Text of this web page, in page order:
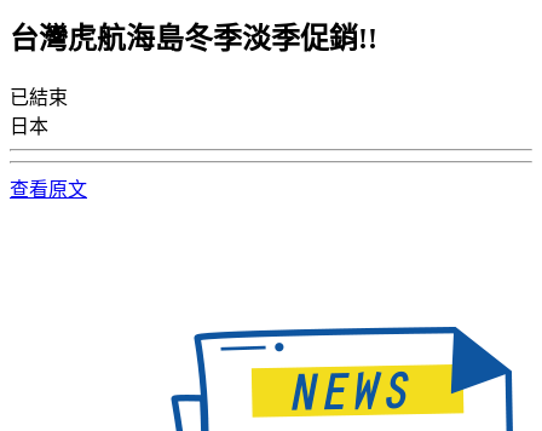
台灣虎航海島冬季淡季促銷!!
已結束
日本
查看原文